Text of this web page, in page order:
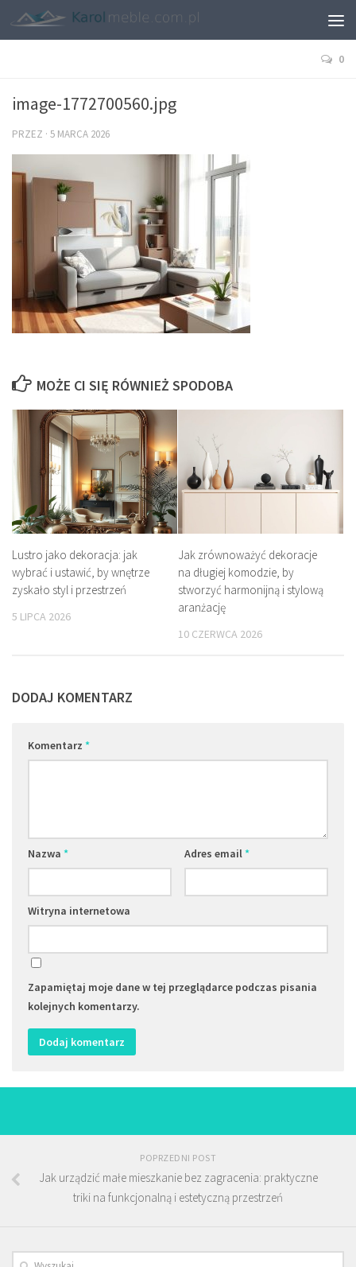
0
image-1772700560.jpg
PRZEZ · 5 MARCA 2026
MOŻE CI SIĘ RÓWNIEŻ SPODOBA
Lustro jako dekoracja: jak
wybrać i ustawić, by wnętrze
zyskało styl i przestrzeń
5 LIPCA 2026
Jak zrównoważyć dekoracje
na długiej komodzie, by
stworzyć harmonijną i stylową
aranżację
10 CZERWCA 2026
DODAJ KOMENTARZ
Komentarz *
Nazwa * Adres email*
Witryna internetowa
Zapamiętaj moje dane w tej przeglądarce podczas pisania
kolejnych komentarzy.
POPRZEDNI POST
Jak urządzić małe mieszkanie bez zagracenia: praktyczne
triki na funkcjonalną i estetyczną przestrzeń